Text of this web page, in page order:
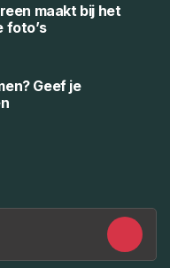
maakt bij het
foto’s
Geef je